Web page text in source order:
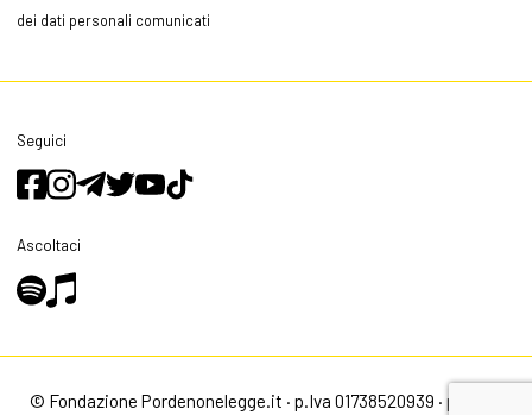
dei dati personali comunicati
Seguici
Ascoltaci
© Fondazione Pordenonelegge.it · p.Iva 01738520939 · privacy